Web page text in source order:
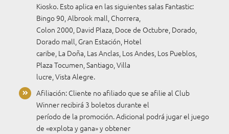
Kiosko. Esto aplica en las siguientes salas Fantastic:
Bingo 90, Albrook mall, Chorrera,
Colon 2000, David Plaza, Doce de Octubre, Dorado,
Dorado mall, Gran Estación, Hotel
caribe, La Doña, Las Anclas, Los Andes, Los Pueblos,
Plaza Tocumen, Santiago, Villa
lucre, Vista Alegre.
Afiliación: Cliente no afiliado que se afilie al Club
Winner recibirá 3 boletos durante el
período de la promoción. Adicional podrá jugar el juego
de «explota y gana» y obtener